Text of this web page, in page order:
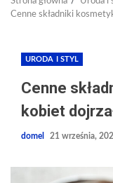
Cenne składniki
URODA I STYL
Cenne
kobiet
domel 21 września,